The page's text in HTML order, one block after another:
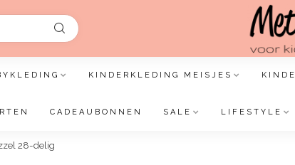
KINDERKLEDING MEISJES
CADEAUBONNEN SALE LIFESTYLE
28-delig